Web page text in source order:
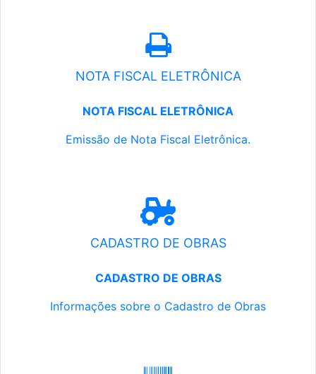
NOTA FISCAL ELETRÔNICA
NOTA FISCAL ELETRÔNICA
Emissão de Nota Fiscal Eletrônica.
CADASTRO DE OBRAS
CADASTRO DE OBRAS
Informações sobre o Cadastro de Obras